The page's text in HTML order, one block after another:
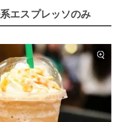
エスプレッソのみ